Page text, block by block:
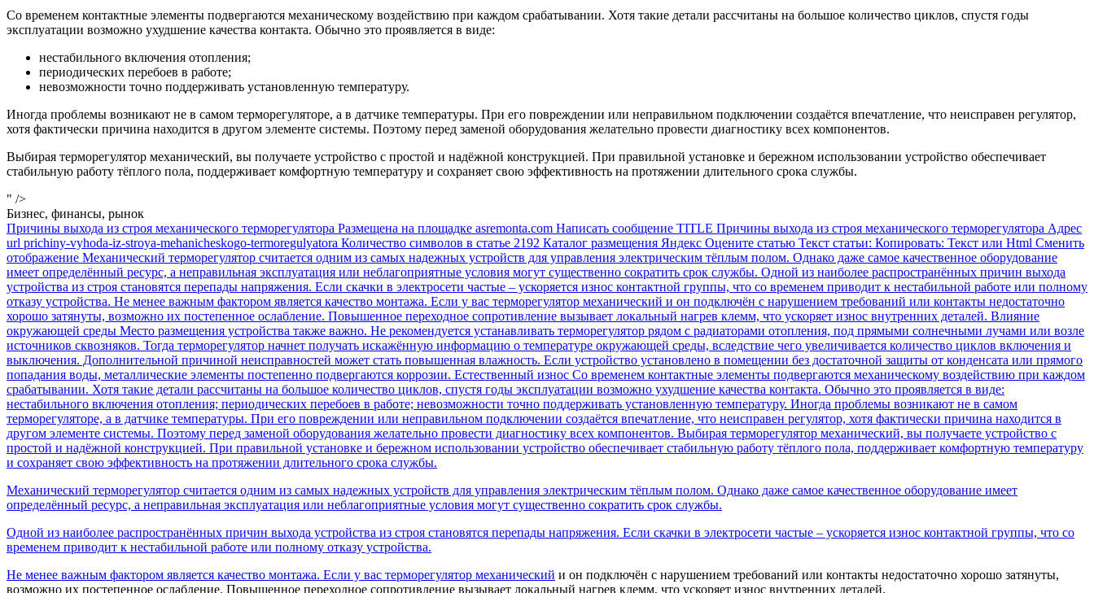
Со временем контактные элементы подвергаются механическому воздействию при каждом срабатывании. Хотя такие детали рассчитаны на большое количество циклов, спустя годы
эксплуатации возможно ухудшение качества контакта. Обычно это проявляется в виде:
нестабильного включения отопления;
периодических перебоев в работе;
невозможности точно поддерживать установленную температуру.
Иногда проблемы возникают не в самом терморегуляторе, а в датчике температуры. При его повреждении или неправильном подключении создаётся впечатление, что неисправен регулятор,
хотя фактически причина находится в другом элементе системы. Поэтому перед заменой оборудования желательно провести диагностику всех компонентов.
Выбирая терморегулятор механический, вы получаете устройство с простой и надёжной конструкцией. При правильной установке и бережном использовании устройство обеспечивает
стабильную работу тёплого пола, поддерживает комфортную температуру и сохраняет свою эффективность на протяжении длительного срока службы.
" />
Бизнес, финансы, рынок
Причины выхода из строя механического терморегулятора Размещена на площадке asremonta.com Написать сообщение TITLE Причины выхода из строя механического терморегулятора Адрес
url prichiny-vyhoda-iz-stroya-mehanicheskogo-termoregulyatora Количество символов в статье 2192 Каталог размещения Яндекс Оцените статью Текст статьи: Копировать: Текст или Html Cменить
отображение Механический терморегулятор считается одним из самых надежных устройств для управления электрическим тёплым полом. Однако даже самое качественное оборудование
имеет определённый ресурс, а неправильная эксплуатация или неблагоприятные условия могут существенно сократить срок службы. Одной из наиболее распространённых причин выхода
устройства из строя становятся перепады напряжения. Если скачки в электросети частые – ускоряется износ контактной группы, что со временем приводит к нестабильной работе или полному
отказу устройства. Не менее важным фактором является качество монтажа. Если у вас терморегулятор механический и он подключён с нарушением требований или контакты недостаточно
хорошо затянуты, возможно их постепенное ослабление. Повышенное переходное сопротивление вызывает локальный нагрев клемм, что ускоряет износ внутренних деталей. Влияние
окружающей среды Место размещения устройства также важно. Не рекомендуется устанавливать терморегулятор рядом с радиаторами отопления, под прямыми солнечными лучами или возле
источников сквозняков. Тогда терморегулятор начнет получать искажённую информацию о температуре окружающей среды, вследствие чего увеличивается количество циклов включения и
выключения. Дополнительной причиной неисправностей может стать повышенная влажность. Если устройство установлено в помещении без достаточной защиты от конденсата или прямого
попадания воды, металлические элементы постепенно подвергаются коррозии. Естественный износ Со временем контактные элементы подвергаются механическому воздействию при каждом
срабатывании. Хотя такие детали рассчитаны на большое количество циклов, спустя годы эксплуатации возможно ухудшение качества контакта. Обычно это проявляется в виде:
нестабильного включения отопления; периодических перебоев в работе; невозможности точно поддерживать установленную температуру. Иногда проблемы возникают не в самом
терморегуляторе, а в датчике температуры. При его повреждении или неправильном подключении создаётся впечатление, что неисправен регулятор, хотя фактически причина находится в
другом элементе системы. Поэтому перед заменой оборудования желательно провести диагностику всех компонентов. Выбирая терморегулятор механический, вы получаете устройство с
простой и надёжной конструкцией. При правильной установке и бережном использовании устройство обеспечивает стабильную работу тёплого пола, поддерживает комфортную температуру
и сохраняет свою эффективность на протяжении длительного срока службы.
Механический терморегулятор считается одним из самых надежных устройств для управления электрическим тёплым полом. Однако даже самое качественное оборудование имеет
определённый ресурс, а неправильная эксплуатация или неблагоприятные условия могут существенно сократить срок службы.
Одной из наиболее распространённых причин выхода устройства из строя становятся перепады напряжения. Если скачки в электросети частые – ускоряется износ контактной группы, что со
временем приводит к нестабильной работе или полному отказу устройства.
Не менее важным фактором является качество монтажа. Если у вас терморегулятор механический и он подключён с нарушением требований или контакты недостаточно хорошо затянуты,
возможно их постепенное ослабление. Повышенное переходное сопротивление вызывает локальный нагрев клемм, что ускоряет износ внутренних деталей.